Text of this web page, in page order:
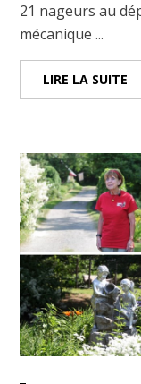
21 nageurs au
mécanique ...
LIRE LA SUITE